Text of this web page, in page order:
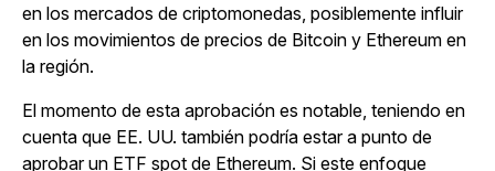
en los mercados de criptomonedas, posiblemente influir
en los movimientos de precios de Bitcoin y Ethereum en
la región.
El momento de esta aprobación es notable, teniendo en
cuenta que EE. UU. también podría estar a punto de
aprobar un ETF spot de Ethereum. Si este enfoque